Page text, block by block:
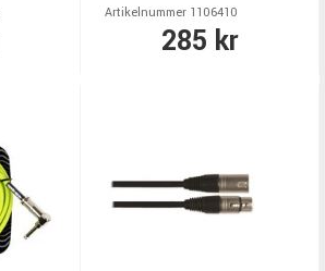
Artikelnummer 1106410
285 kr